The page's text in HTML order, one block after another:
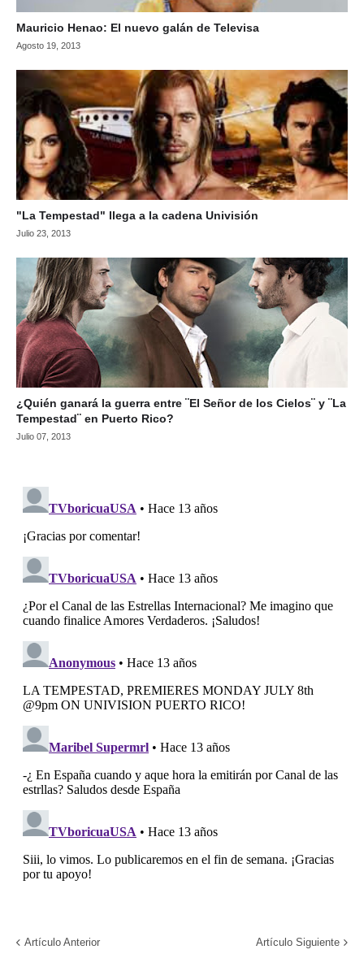
Mauricio Henao: El nuevo galán de Televisa
Agosto 19, 2013
"La Tempestad" llega a la cadena Univisión
Julio 23, 2013
¿Quién ganará la guerra entre ¨El Señor de los Cielos¨ y ¨La
Tempestad¨ en Puerto Rico?
Julio 07, 2013
Artículo Anterior Artículo Siguiente